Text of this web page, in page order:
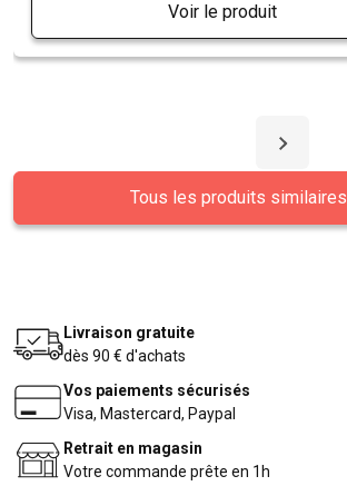
Voir le produit
Tous les produits similaires
Livraison gratuite
dès 90 € d'achats
Vos paiements sécurisés
Visa, Mastercard, Paypal
Retrait en magasin
Votre commande prête en 1h